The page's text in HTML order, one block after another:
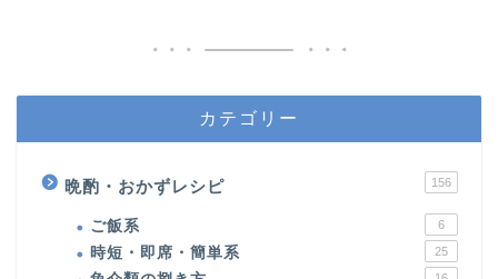
カテゴリー
晩酌・おかずレシピ 156
ご飯系 6
時短・即席・簡単系 25